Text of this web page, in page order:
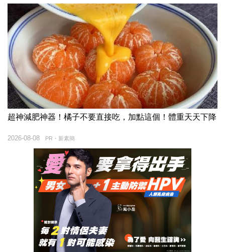
超神減肥神器！橘子不要直接吃，加點這個！體重天天下降
PR・新素簡
2026-08-08